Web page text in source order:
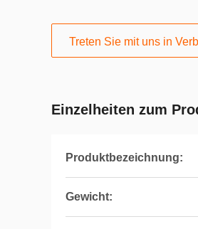
Treten Sie mit uns in
Einzelheiten zum
Produktbezeichnung:
Gewicht: